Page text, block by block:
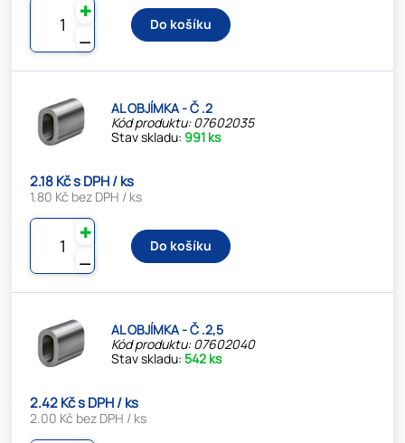
⚊
✚
Do košíku
AL OBJÍMKA - Č .2
Kód produktu: 07602035
Stav skladu: 991 ks
2.18 Kč s DPH / ks
1.80 Kč bez DPH / ks
⚊
✚
Do košíku
AL OBJÍMKA - Č .2,5
Kód produktu: 07602040
Stav skladu:542 ks
2.42 Kč s DPH / ks
2.00 Kč bez DPH / ks